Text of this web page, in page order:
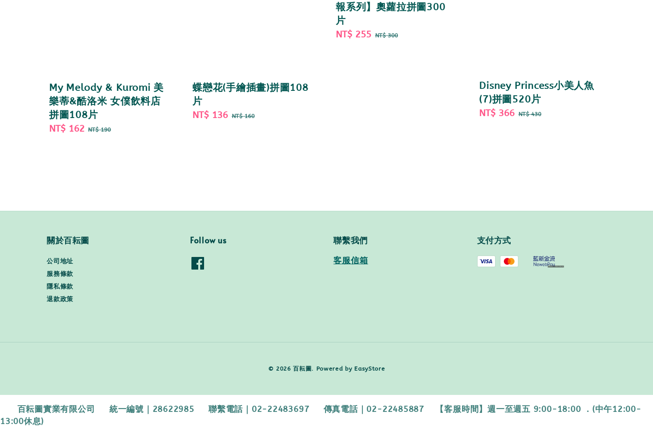
My Melody & Kuromi 美
樂蒂&酷洛米 女僕飲料店
拼圖108片
Sale
NT$ 162 Regular
NT$ 190
蝶戀花(手繪插畫)拼圖108
片
Sale
NT$ 136 Regular
NT$ 160
報系列】奧蘿拉拼圖300
片
Sale
NT$ 255 Regular
NT$ 300
Disney Princess小美人魚
(7)拼圖520片
Sale
NT$ 366 Regular
NT$ 430
關於百耘圖
公司地址
服務條款
隱私條款
退款政策
Follow us 聯繫我們
客服信箱
支付方式
© 2026 百耘圖. Powered by EasyStore
百耘圖實業有限公司 統一編號｜28622985 聯繫電話｜02-22483697 傳真電話｜02-22485887 【客服時間】週一至週五 9:00-18:00 ．(中午12:00-
13:00休息)